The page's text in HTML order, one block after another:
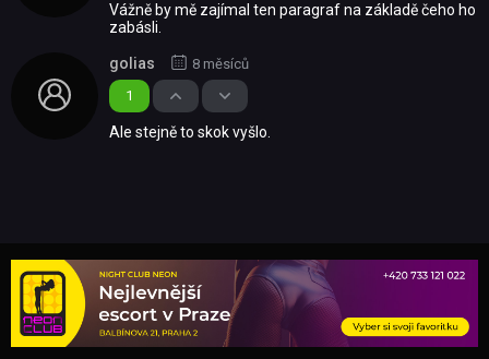
Vážně by mě zajímal ten paragraf na základě čeho ho
zabásli.
1
golias 8 měsíců
Ale stejně to skok vyšlo.